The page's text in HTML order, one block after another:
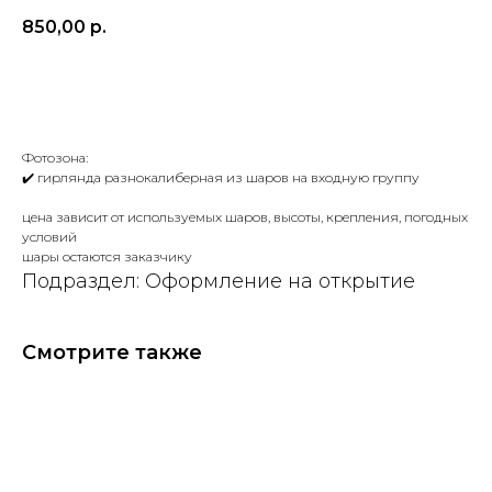
850,00 р.
Фотозона:
✔️ гирлянда разнокалиберная из шаров на входную группу
цена зависит от используемых шаров, высоты, крепления, погодных
условий
шары остаются заказчику
Подраздел: Оформление на открытие
Смотрите также